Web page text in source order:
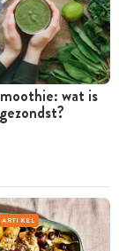
wat is
ARTIKEL